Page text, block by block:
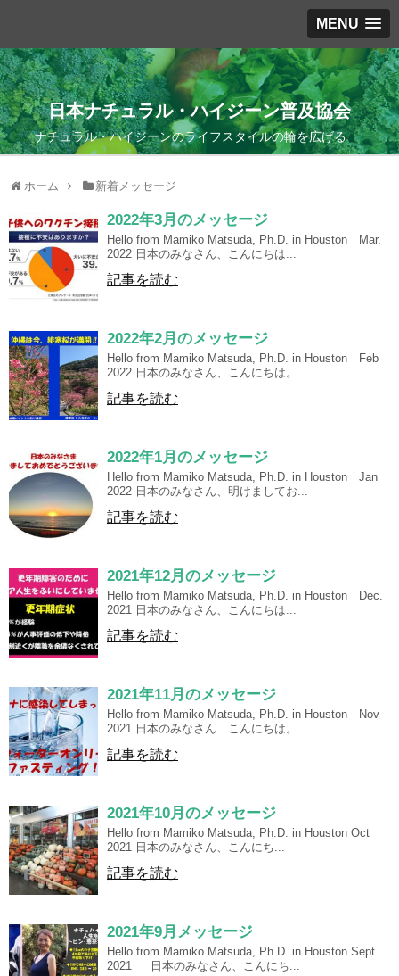
MENU
日本ナチュラル・ハイジーン普及協会
ナチュラル・ハイジーンのライフスタイルの輪を広げる
ホーム 新着メッセージ
2022年3月のメッセージ
Hello from Mamiko Matsuda, Ph.D. in Houston Mar.
2022 日本のみなさん、こんにちは...
記事を読む
2022年2月のメッセージ
Hello from Mamiko Matsuda, Ph.D. in Houston Feb
2022 日本のみなさん、こんにちは。...
記事を読む
2022年1月のメッセージ
Hello from Mamiko Matsuda, Ph.D. in Houston Jan
2022 日本のみなさん、明けましてお...
記事を読む
2021年12月のメッセージ
Hello from Mamiko Matsuda, Ph.D. in Houston Dec.
2021 日本のみなさん、こんにちは...
記事を読む
2021年11月のメッセージ
Hello from Mamiko Matsuda, Ph.D. in Houston Nov
2021 日本のみなさん こんにちは。...
記事を読む
2021年10月のメッセージ
Hello from Mamiko Matsuda, Ph.D. in Houston Oct
2021 日本のみなさん、こんにち...
記事を読む
2021年9月メッセージ
Hello from Mamiko Matsuda, Ph.D. in Houston Sept
2021 日本のみなさん、こんにち...